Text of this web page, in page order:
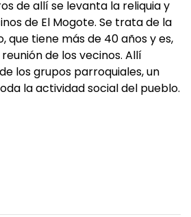
de allí se levanta la reliquia y
de El Mogote. Se trata de la
que tiene más de 40 años y es,
de los vecinos. Allí
los grupos parroquiales, un
la actividad social del pueblo.